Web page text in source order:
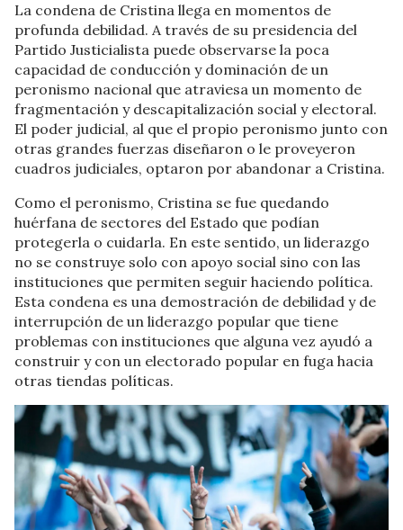
La condena de Cristina llega en momentos de
profunda debilidad. A través de su presidencia del
Partido Justicialista puede observarse la poca
capacidad de conducción y dominación de un
peronismo nacional que atraviesa un momento de
fragmentación y descapitalización social y electoral.
El poder judicial, al que el propio peronismo junto con
otras grandes fuerzas diseñaron o le proveyeron
cuadros judiciales, optaron por abandonar a Cristina.
Como el peronismo, Cristina se fue quedando
huérfana de sectores del Estado que podían
protegerla o cuidarla. En este sentido, un liderazgo
no se construye solo con apoyo social sino con las
instituciones que permiten seguir haciendo política.
Esta condena es una demostración de debilidad y de
interrupción de un liderazgo popular que tiene
problemas con instituciones que alguna vez ayudó a
construir y con un electorado popular en fuga hacia
otras tiendas políticas.